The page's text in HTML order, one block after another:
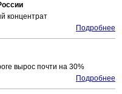
концентрат
Подробнее
вырос почти на 30%
Подробнее